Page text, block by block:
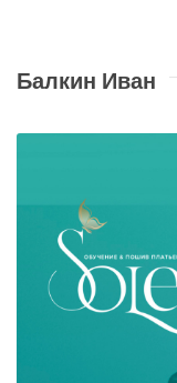
Балкин Иван